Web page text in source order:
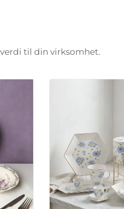
til din virksomhet.